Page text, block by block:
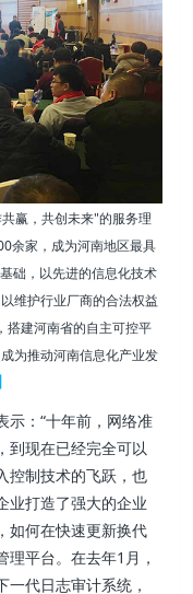
赢，共创未来"的服务理
余家，成为河南地区最具
础，以先进的信息化技术
维护行业厂商的合法权益
搭建河南省的自主可控平
为推动河南信息化产业发
示：“十年前，网络准
到现在已经完全可以
控制技术的飞跃，也
业打造了强大的企业
如何在快速更新换代
平台。在去年1月，
代日志审计系统，